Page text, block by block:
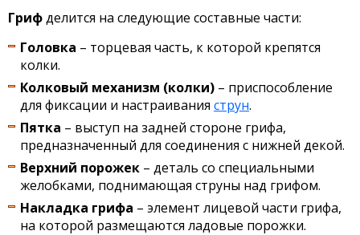
Грифделится на следующие составные части:
Головка – торцевая часть, к которой крепятся
колки.
Колковый механизм (колки) – приспособление
для фиксации и настраивания струн.
Пятка – выступ на задней стороне грифа,
предназначенный для соединения с нижней декой.
Верхний порожек – деталь со специальными
желобками, поднимающая струны над грифом.
Накладка грифа – элемент лицевой части грифа,
на которой размещаются ладовые порожки.